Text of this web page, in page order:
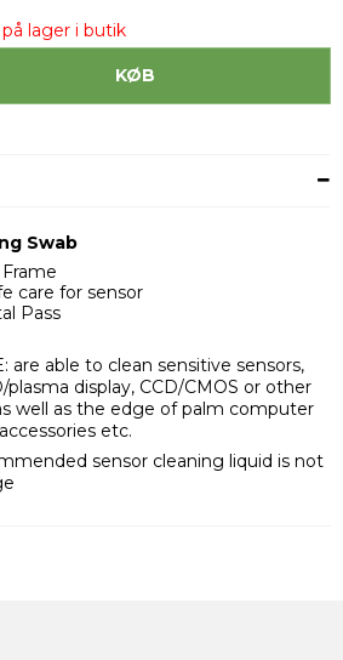
lager i butik
KØB
Swab
care for sensor
Pass
are able to clean sensitive sensors,
plasma display, CCD/CMOS or other
well as the edge of palm computer
etc.
sensor cleaning liquid is not